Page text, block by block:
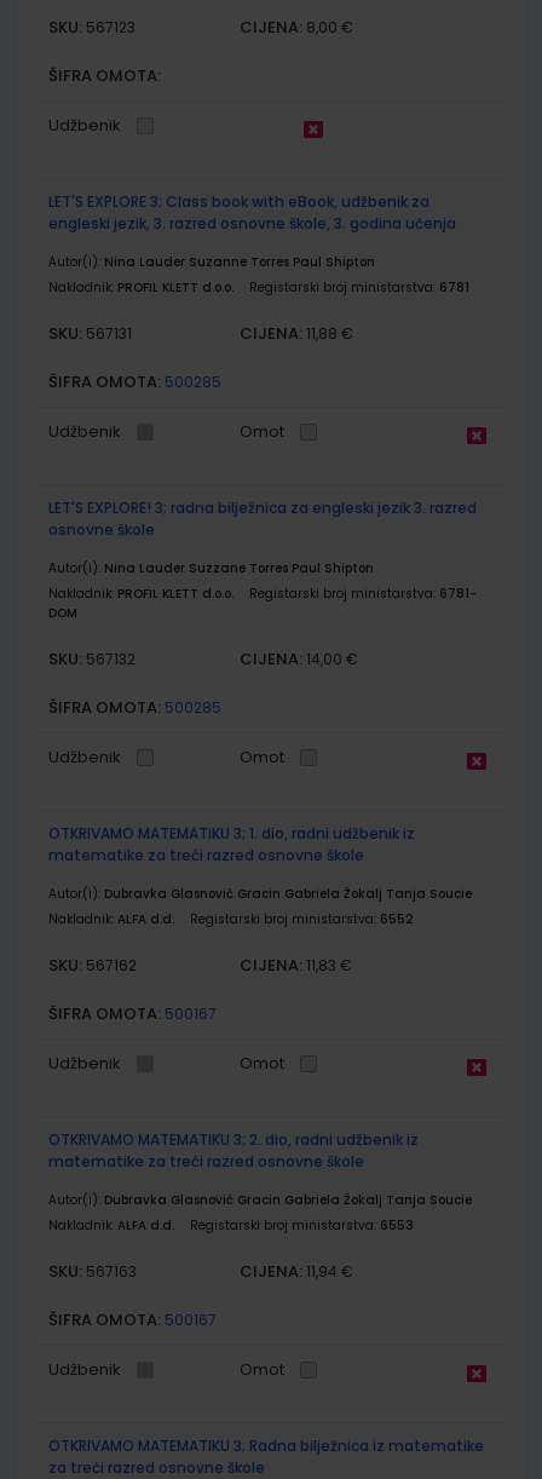
SKU: 567123 CIJENA: 8,00 €
ŠIFRA OMOTA:
Udžbenik
LET'S EXPLORE 3; Class book with eBook, udžbenik za
engleski jezik, 3. razred osnovne škole, 3. godina učenja
Autor(i): Nina Lauder Suzanne Torres Paul Shipton
Nakladnik: PROFIL KLETT d.o.o. Registarski broj ministarstva: 6781
SKU: 567131 CIJENA: 11,88 €
ŠIFRA OMOTA: 500285
Udžbenik Omot
LET'S EXPLORE! 3; radna bilježnica za engleski jezik 3. razred
osnovne škole
Autor(i): Nina Lauder Suzzane Torres Paul Shipton
Nakladnik: PROFIL KLETT d.o.o. Registarski broj ministarstva: 6781-
DOM
SKU: 567132 CIJENA: 14,00 €
ŠIFRA OMOTA: 500285
Udžbenik Omot
OTKRIVAMO MATEMATIKU 3; 1. dio, radni udžbenik iz
matematike za treći razred osnovne škole
Autor(i): Dubravka Glasnović Gracin Gabriela Žokalj Tanja Soucie
Nakladnik: ALFA d.d. Registarski broj ministarstva: 6552
SKU: 567162 CIJENA: 11,83 €
ŠIFRA OMOTA: 500167
Udžbenik Omot
OTKRIVAMO MATEMATIKU 3; 2. dio, radni udžbenik iz
matematike za treći razred osnovne škole
Autor(i): Dubravka Glasnović Gracin Gabriela Žokalj Tanja Soucie
Nakladnik: ALFA d.d. Registarski broj ministarstva: 6553
SKU: 567163 CIJENA: 11,94 €
ŠIFRA OMOTA: 500167
Udžbenik Omot
OTKRIVAMO MATEMATIKU 3; Radna bilježnica iz matematike
za treći razred osnovne škole